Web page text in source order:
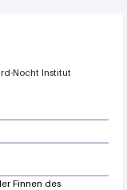
Nocht Institut
Finnen des